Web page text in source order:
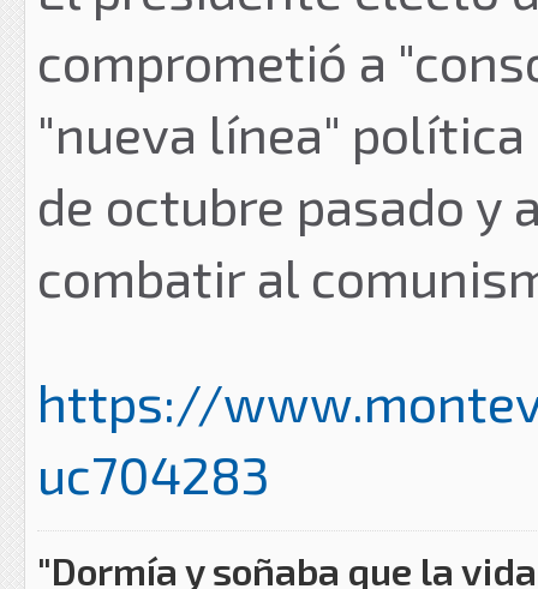
comprometió a
"nueva línea"
de octubre pasado y
combatir al
https://
uc704283
"Dormía y soñaba que la